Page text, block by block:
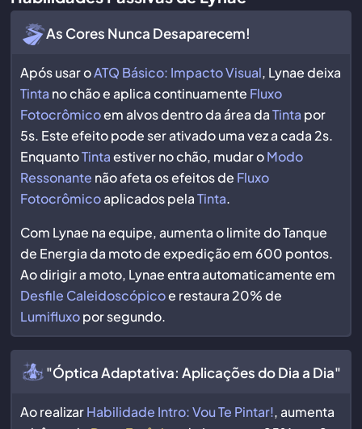
As Cores Nunca Desaparecem!
Após usar oATQ Básico: Impacto Visual, Lynae deixa
Tinta no chão e aplica continuamente Fluxo
Fotocrômicoem alvos dentro da área daTinta por
5s. Este efeito pode ser ativado uma vez a cada 2s.
EnquantoTintaestiver no chão, mudar oModo
Ressonante não afeta os efeitos de Fluxo
Fotocrômicoaplicados pelaTinta.
Com Lynae na equipe, aumenta o limite do Tanque
de Energia da moto de expedição em 600 pontos.
Ao dirigir a moto, Lynae entra automaticamente em
Desfile Caleidoscópicoe restaura 20% de
Lumifluxopor segundo.
"Óptica Adaptativa: Aplicações do Dia a Dia"
Ao realizarHabilidade Intro: Vou Te Pintar!, aumenta